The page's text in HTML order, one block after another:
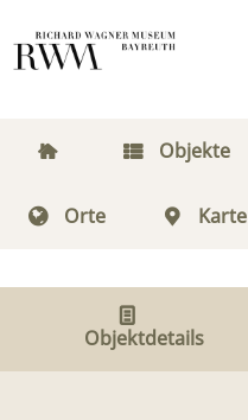
Objekte
Orte Karte
Objektdetails